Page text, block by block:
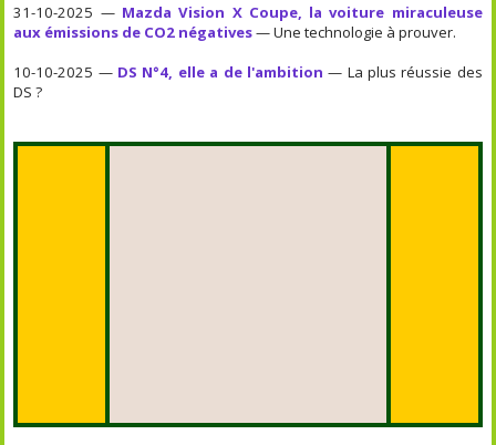
31-10-2025 — Mazda Vision X Coupe, la voiture miraculeuse
aux émissions de CO2 négatives— Une technologie à prouver.
10-10-2025 — DS N°4, elle a de l'ambition — La plus réussie des
DS ?